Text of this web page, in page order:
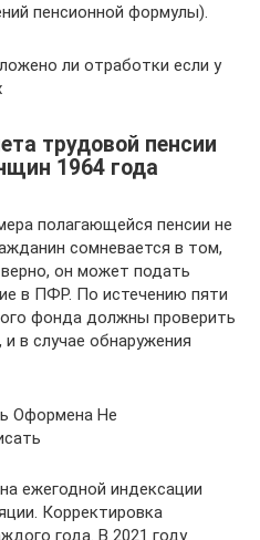
пенсионной формулы).
ли отработки если у
трудовой пенсии
1964 года
полагающейся пенсии не
сомневается в том,
он может подать
в ПФР. По истечению пяти
фонда должны проверить
в случае обнаружения
Оформена Не
ежегодной индексации
Корректировка
года. В 2021 году